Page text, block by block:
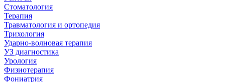
Стоматология
Терапия
Травматология и ортопедия
Трихология
Ударно-волновая терапия
УЗ диагностика
Урология
Физиотерапия
Фониатрия